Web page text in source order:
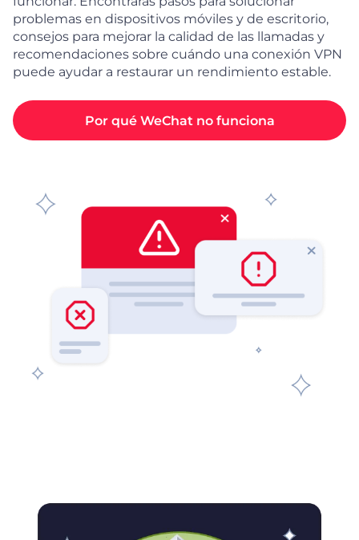
problemas en dispositivos móviles y de escritorio,
consejos para mejorar la calidad de las llamadas y
recomendaciones sobre cuándo una conexión VPN
puede ayudar a restaurar un rendimiento estable.
Por qué WeChat no funciona